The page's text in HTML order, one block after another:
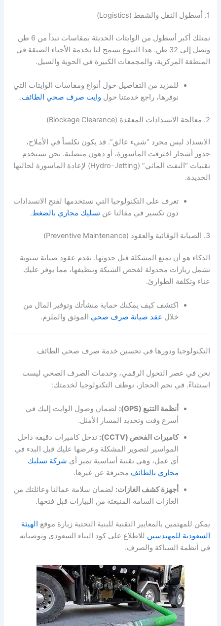
1. أسطول النقل والشفط (Logistics)
نمتلك أكبر أسطول من الوايتات الحديثة بمقاسات تبدأ من 6 طن
وتصل إلى 32 طن. هذا التنوع يسمح لنا بخدمة الأحياء الضيقة في
المنطقة المركزية، والمجمعات الكبيرة في الحوية والسيل.
للمزيد من التفاصيل حول أنواع ومقاسات الوايتات التي
نوفرها، راجع خدمتنا حول وايت صرف صحي الطائف.
2. معالجة الانسدادات المعقدة (Blockage Clearance)
الانسداد ليس مجرد “شيء عالق”. قد يكون تكلساً في الأملاح،
جذور أشجار اخترقت الماسورة، أو دهون متصلبة. نحن نستخدم
تقنيات “النفث المائي” (Hydro-Jetting) لإعادة الماسورة لحالتها
الجديدة.
تعرف على التكنولوجيا التي نستخدمها لفتح الانسدادات
دون تكسير في مقالنا عنتسليك مجاري بالضغط.
3. الصيانة الوقائية والعقود (Preventive Maintenance)
الذكاء هو أن تمنع المشكلة قبل حدوثها. نقدم عقود صيانة سنوية
تشمل زيارات مجدولة لفحص الشبكة وتنظيفها، مما يوفر عليك
عناء وتكلفة الطوارئ.
اكتشف كيف يمكنك حماية منشأتك وتوفير المال من
خلال عقد صيانة صرف صحي الموثق والملزم.
التكنولوجيا ودورها في تحسين خدمة صرف صحي الطائف
نحن في عصر التحول الرقمي، وخدمات الصرف الصحي ليست
استثناءً. في نجم الحجاز، نوظف التكنولوجيا لخدمتك:
أنظمة التتبع (GPS):
لضمان وصول الوايت إليك في
أسرع وقت وتحديد المسار الأمثل.
كاميرات الفحص (CCTV):
ندخل كاميرات دقيقة داخل
المواسير لتصوير المشكلة وعرضها عليك قبل البدء في
أي عمل، وهي تقنية أساسية تميز أي شركة تسليك
مجاري بالطائف محترفة عن غيرها.
أجهزة كشف الغازات: لضمان سلامة عمالنا وعائلتك من
الغازات السامة المنبعثة من البيارات قبل فتحها.
يمكن للمهتمين بالمعايير التقنية للبنية التحتية زيارة موقع الهيئة
السعودية للمهندسين للاطلاع على كود البناء السعودي وتوصياته
في أنظمة السباكة والصرف.